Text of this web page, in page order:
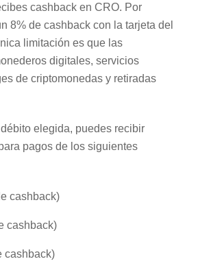
cashback en CRO. Por
8% de cashback con la tarjeta del
limitación es que las
digitales, servicios
de criptomonedas y retiradas
elegida, puedes recibir
pagos de los siguientes
cashback)
cashback)
cashback)